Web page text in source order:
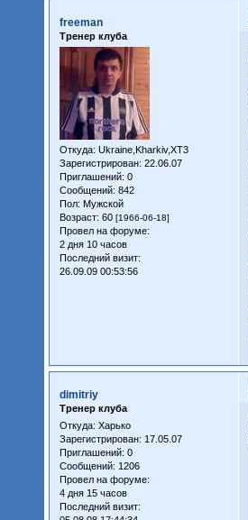
freeman
Тренер клуба
Откуда: Ukraine,Kharkiv,XT3
Зарегистрирован: 22.06.07
Приглашений: 0
Сообщений: 842
Пол: Мужской
Возраст: 60 [1966-06-18]
Провел на форуме:
2 дня 10 часов
Последний визит:
26.09.09 00:53:56
dimitriy
Тренер клуба
Откуда: Харько
Зарегистрирован: 17.05.07
Приглашений: 0
Сообщений: 1206
Провел на форуме:
4 дня 15 часов
Последний визит: